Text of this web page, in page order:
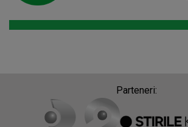
Parteneri: